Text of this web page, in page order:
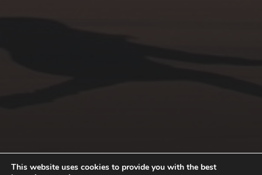
© 2026ACTIVA'T
This website uses cookies to provide you with the best